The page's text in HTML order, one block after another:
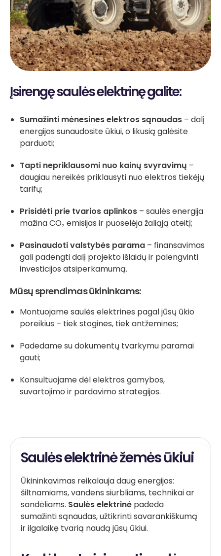
Įsirengę saulės elektrinę galite:
Sumažinti mėnesines elektros sąnaudas – dalį
energijos sunaudosite ūkiui, o likusią galėsite
parduoti;
Tapti nepriklausomi nuo kainų svyravimų –
daugiau nereikės priklausyti nuo elektros tiekėjų
tarifų;
Prisidėti prie tvarios aplinkos – saulės energija
mažina CO₂ emisijas ir puoselėja žaliąją ateitį;
Pasinaudoti valstybės parama – finansavimas
gali padengti dalį projekto išlaidų ir palengvinti
investicijos atsiperkamumą.
Mūsų sprendimas ūkininkams:
Montuojame saulės elektrines pagal jūsų ūkio
poreikius – tiek stogines, tiek antžemines;
Padedame su dokumentų tvarkymu paramai
gauti;
Konsultuojame dėl elektros gamybos,
suvartojimo ir pardavimo strategijos.
Saulės elektrinė žemės ūkiui
Ūkininkavimas reikalauja daug energijos:
šiltnamiams, vandens siurbliams, technikai ar
sandėliams. Saulės elektrinė padeda
sumažinti sąnaudas, užtikrinti savarankiškumą
ir ilgalaikę tvarią naudą jūsų ūkiui.